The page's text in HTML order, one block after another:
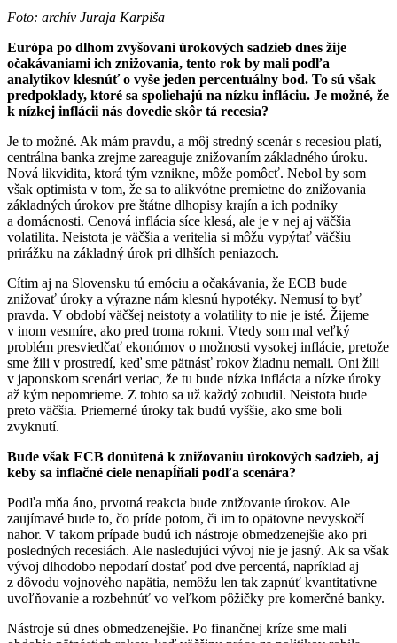
Foto: archív Juraja Karpiša
Európa po dlhom zvyšovaní úrokových sadzieb dnes žije
očakávaniami ich znižovania, tento rok by mali podľa
analytikov klesnúť o vyše jeden percentuálny bod. To sú však
predpoklady, ktoré sa spoliehajú na nízku infláciu. Je možné, že
k nízkej inflácii nás dovedie skôr tá recesia?
Je to možné. Ak mám pravdu, a môj stredný scenár s recesiou platí,
centrálna banka zrejme zareaguje znižovaním základného úroku.
Nová likvidita, ktorá tým vznikne, môže pomôcť. Nebol by som
však optimista v tom, že sa to alikvótne premietne do znižovania
základných úrokov pre štátne dlhopisy krajín a ich podniky
a domácnosti. Cenová inflácia síce klesá, ale je v nej aj väčšia
volatilita. Neistota je väčšia a veritelia si môžu vypýtať väčšiu
prirážku na základný úrok pri dlhších peniazoch.
Cítim aj na Slovensku tú emóciu a očakávania, že ECB bude
znižovať úroky a výrazne nám klesnú hypotéky. Nemusí to byť
pravda. V období väčšej neistoty a volatility to nie je isté. Žijeme
v inom vesmíre, ako pred troma rokmi. Vtedy som mal veľký
problém presviedčať ekonómov o možnosti vysokej inflácie, pretože
sme žili v prostredí, keď sme pätnásť rokov žiadnu nemali. Oni žili
v japonskom scenári veriac, že tu bude nízka inflácia a nízke úroky
až kým nepomrieme. Z tohto sa už každý zobudil. Neistota bude
preto väčšia. Priemerné úroky tak budú vyššie, ako sme boli
zvyknutí.
Bude však ECB donútená k znižovaniu úrokových sadzieb, aj
keby sa inflačné ciele nenapĺňali podľa scenára?
Podľa mňa áno, prvotná reakcia bude znižovanie úrokov. Ale
zaujímavé bude to, čo príde potom, či im to opätovne nevyskočí
nahor. V takom prípade budú ich nástroje obmedzenejšie ako pri
posledných recesiách. Ale nasledujúci vývoj nie je jasný. Ak sa však
vývoj dlhodobo nepodarí dostať pod dve percentá, napríklad aj
z dôvodu vojnového napätia, nemôžu len tak zapnúť kvantitatívne
uvoľňovanie a rozbehnúť vo veľkom pôžičky pre komerčné banky.
Nástroje sú dnes obmedzenejšie. Po finančnej kríze sme mali